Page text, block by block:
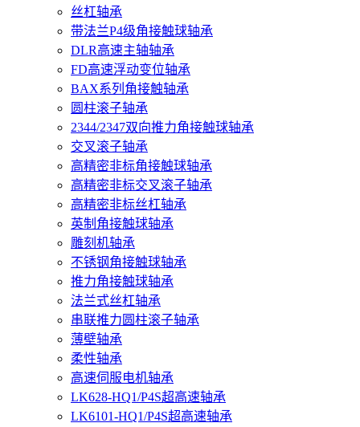
丝杠轴承
带法兰P4级角接触球轴承
DLR高速主轴轴承
FD高速浮动变位轴承
BAX系列角接触轴承
圆柱滚子轴承
2344/2347双向推力角接触球轴承
交叉滚子轴承
高精密非标角接触球轴承
高精密非标交叉滚子轴承
高精密非标丝杠轴承
英制角接触球轴承
雕刻机轴承
不锈钢角接触球轴承
推力角接触球轴承
法兰式丝杠轴承
串联推力圆柱滚子轴承
薄壁轴承
柔性轴承
高速伺服电机轴承
LK628-HQ1/P4S超高速轴承
LK6101-HQ1/P4S超高速轴承